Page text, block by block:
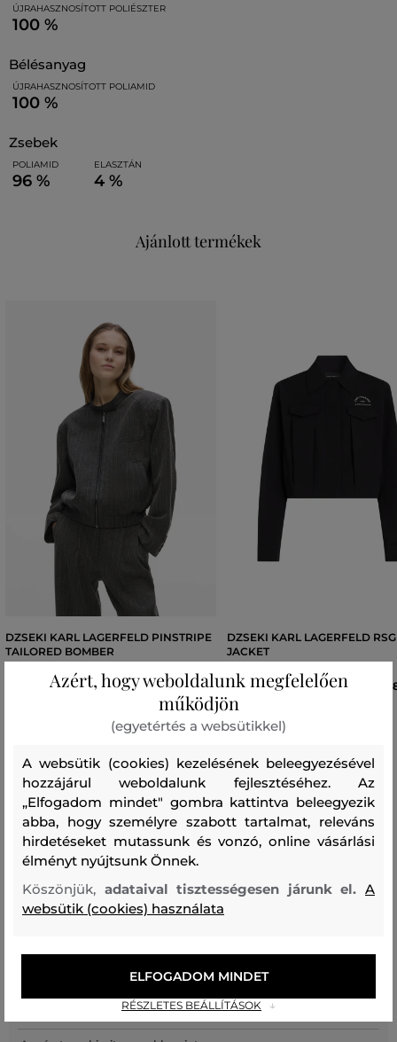
ÚJRAHASZNOSÍTOTT POLIÉSZTER
100 %
bélésanyag
ÚJRAHASZNOSÍTOTT POLIAMID
100 %
zsebek
POLIAMID
96 %
ELASZTÁN
4 %
Ajánlott termékek
DZSEKI KARL LAGERFELD PINSTRIPE
TAILORED BOMBER
175 990 Ft
DZSEKI KARL LAGERFELD
JACKET
Elérhető méretek:
38, 40 , 42, 44
Recenziók
ÜGYFELEINKNEK ÁLTAL ÉRTÉKELT MÉRETEK
A méret sokkal kisebb, mint amit
viselek
0
A méret megegyezik az általam
szokásosan viselt mérettel
Azért, hogy weboldalunk megfelelően
működjön
(egyetértés a websütikkel)
A websütik (cookies) kezelésének beleegyezésével
hozzájárul weboldalunk fejlesztéséhez. Az
„Elfogadom mindet" gombra kattintva beleegyezik
abba, hogy személyre szabott tartalmat, releváns
hirdetéseket mutassunk és vonzó, online vásárlási
élményt nyújtsunk Önnek.
Köszönjük, adataival tisztességesen járunk el.A
websütik (cookies) használata
RÉSZLETES BEÁLLÍTÁSOK
ELFOGADOM MINDET